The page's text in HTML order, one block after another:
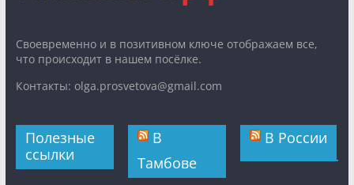
Cвоевременно и в позитивном ключе отображаем все,
что происходит в нашем посёлке.
Контакты: olga.prosvetova@gmail.com
Полезные
ссылки
В
Тамбове
В России